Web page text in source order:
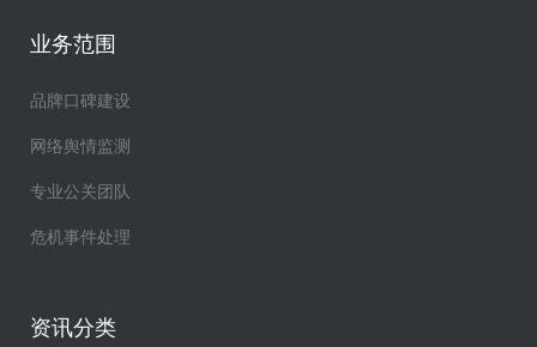
业务范围
品牌口碑建设
网络舆情监测
专业公关团队
危机事件处理
资讯分类